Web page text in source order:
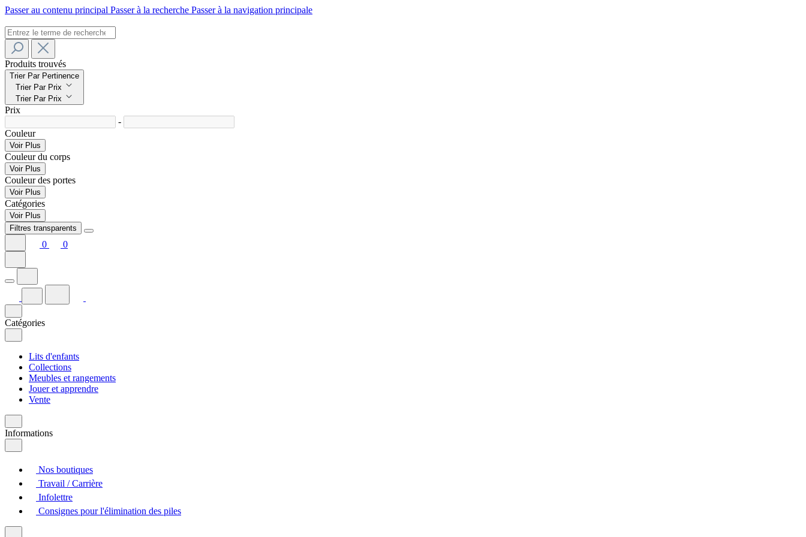
Passer au contenu principal Passer à la recherche Passer à la navigation principale
Produits trouvés
Trier Par Pertinence
Trier Par Prix
Trier Par Prix
Prix
-
Couleur
Voir Plus
Couleur du corps
Voir Plus
Couleur des portes
Voir Plus
Catégories
Voir Plus
Filtres transparents
0 0
Catégories
Lits d'enfants
Collections
Meubles et rangements
Jouer et apprendre
Vente
Informations
Nos boutiques
Travail / Carrière
Infolettre
Consignes pour l'élimination des piles